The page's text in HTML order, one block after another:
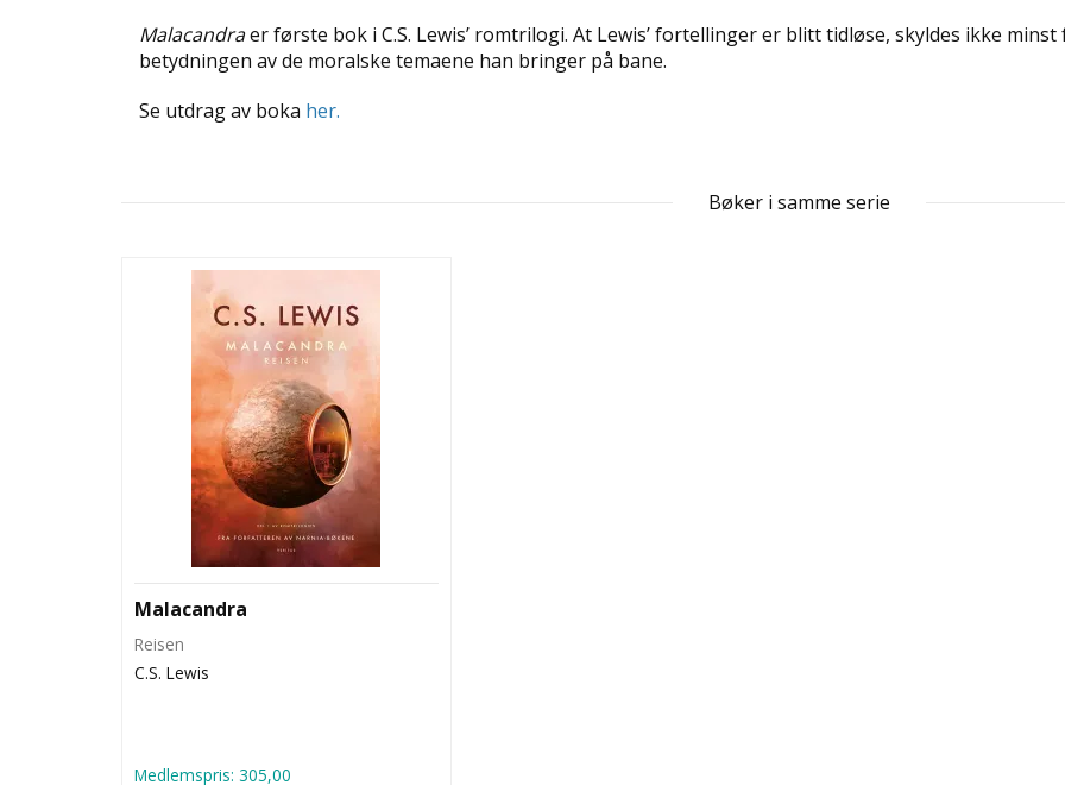
Malacandraer første bok i C.S. Lewis’ romtrilogi. At Lewis’ fortellinger er blitt tidløse, skyldes ikke
betydningen av de moralske temaene han bringer på bane.
Se utdrag av boka her.
Bøker i samme serie
Malacandra
Reisen
C.S. Lewis
Medlemspris: 305,00